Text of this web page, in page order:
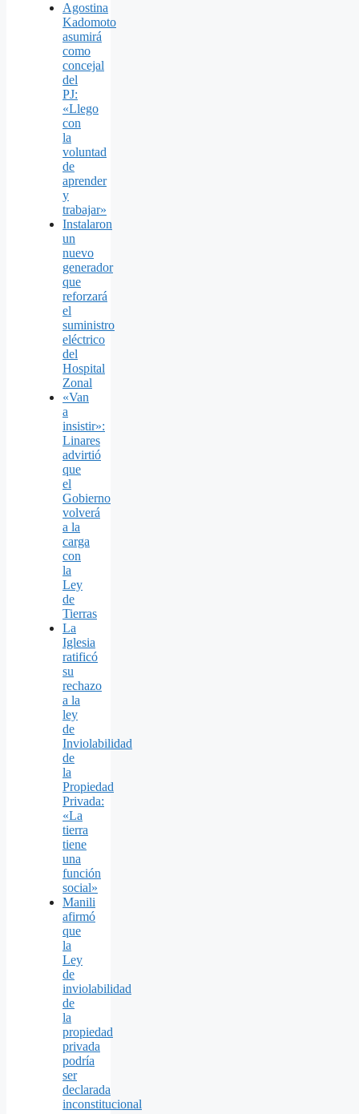
Agostina
Kadomoto
asumirá
como
concejal
del
PJ:
«Llego
con
la
voluntad
de
aprender
y
trabajar»
Instalaron
un
nuevo
generador
que
reforzará
el
suministro
eléctrico
del
Hospital
Zonal
«Van
a
insistir»:
Linares
advirtió
que
el
Gobierno
volverá
a la
carga
con
la
Ley
de
Tierras
La
Iglesia
ratificó
su
rechazo
a la
ley
de
Inviolabilidad
de
la
Propiedad
Privada:
«La
tierra
tiene
una
función
social»
Manili
afirmó
que
la
Ley
de
inviolabilidad
de
la
propiedad
privada
podría
ser
declarada
inconstitucional